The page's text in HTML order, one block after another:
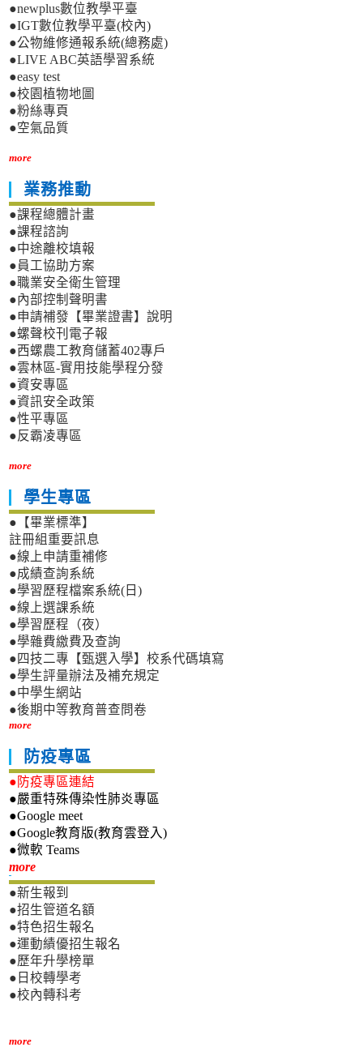
●newplus數位教學平臺
●IGT數位教學平臺(校內)
●公物維修通報系統(總務處)
●LIVE ABC英語學習系統
●easy test
●校園植物地圖
●粉絲專頁
●空氣品質
more
業務推動
●課程總體計畫
●課程諮詢
●中途離校填報
●員工協助方案
●職業安全衛生管理
●內部控制聲明書
●申請補發【畢業證書】說明
●螺聲校刊電子報
●西螺農工教育儲蓄402專戶
●雲林區-實用技能學程分發
●資安專區
●資訊安全政策
●性平專區
●反霸凌專區
more
學生專區
●【畢業標準】
註冊組重要訊息
●線上申請重補修
●成績查詢系統
●學習歷程檔案系統(日)
●線上選課系統
●學習歷程（夜）
●學雜費繳費及查詢
●四技二專【甄選入學】校系代碼填寫
●學生評量辦法及補充規定
●中學生網站
●後期中等教育普查問卷
more
防疫專區
●防疫專區連結
●嚴重特殊傳染性肺炎專區
●Google meet
●Google教育版(教育雲登入)
●微軟 Teams
more新生專區
●新生報到
●招生管道名額
●特色招生報名
●運動績優招生報名
●歷年升學榜單
●日校轉學考
●校內轉科考
more